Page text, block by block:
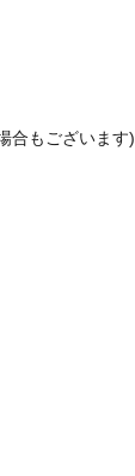
合もございます)